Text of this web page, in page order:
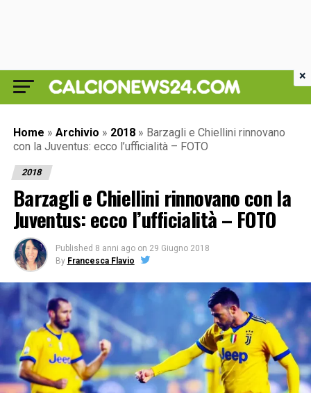
Home » Archivio » 2018 » Barzagli e Chiellini rinnovano
con la Juventus: ecco l’ufficialità – FOTO
2018
Barzagli e Chiellini rinnovano con la
Juventus: ecco l’ufficialità – FOTO
Published 8 anni ago on 29 Giugno 2018
By Francesca Flavio
×